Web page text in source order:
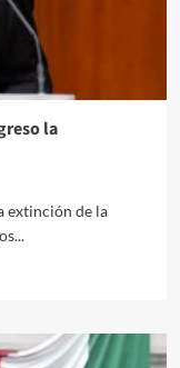
la
extinción de la